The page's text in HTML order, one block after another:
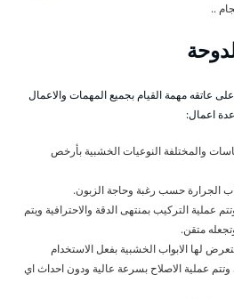
..
عاتقه مهمة القيام بجميع المهمات والاعمال
عدة اعمال:
والمختلفة النوعيات الخشبية بأرخص
الجرارة حسب رغبة وحاجة الزبون.
عملية التركيب بمنتهى الدقة والاحترافية ويتم
متقن.
لها الابواب الخشبية بفعل الاستخدام
عملية الاصلاح بسرعة عالية ودون احداث اي